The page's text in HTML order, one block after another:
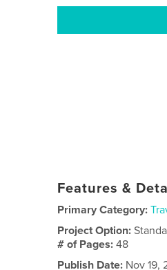
Features &
Primary Category:
Project Option:
# of Pages:48
Publish Date: Nov 19,